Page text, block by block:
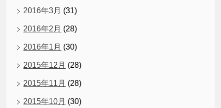
2016年3月 (31)
2016年2月 (28)
2016年1月 (30)
2015年12月 (28)
2015年11月 (28)
2015年10月 (30)